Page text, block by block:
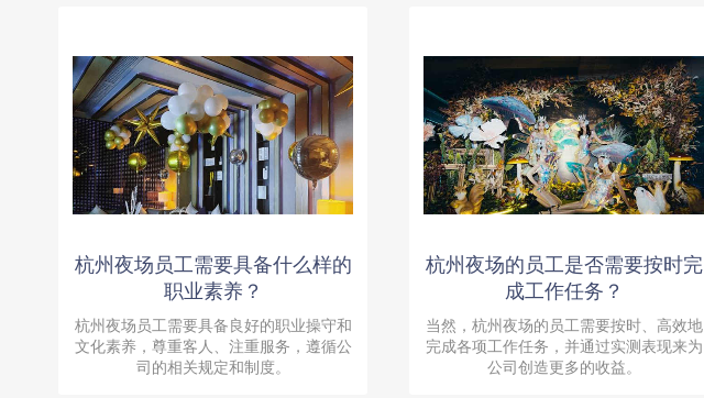
杭州夜场员工需要具备什么样的
职业素养？
杭州夜场员工需要具备良好的职业操守和
文化素养，尊重客人、注重服务，遵循公
司的相关规定和制度。
杭州夜场的员工是否需要按时完
成工作任务？
当然，杭州夜场的员工需要按时、高效地
完成各项工作任务，并通过实测表现来为
公司创造更多的收益。